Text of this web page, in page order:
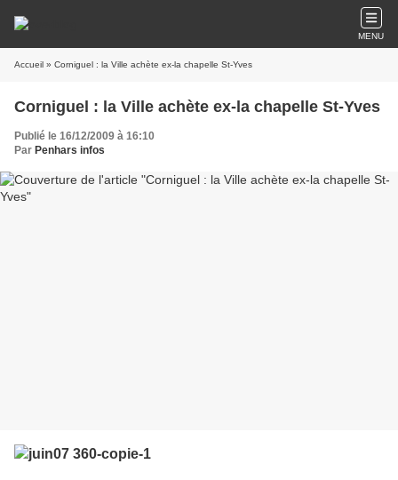
MENU
Accueil » Corniguel : la Ville achète ex-la chapelle St-Yves
Corniguel : la Ville achète ex-la chapelle St-Yves
Publié le 16/12/2009 à 16:10
Par Penhars infos